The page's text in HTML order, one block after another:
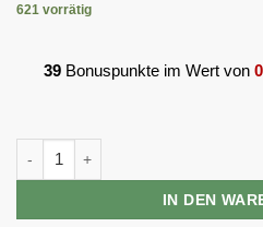
621 vorrätig
39 Bonuspunkte im Wert von
MST - Creatin Micronized 300g Menge
IN DEN